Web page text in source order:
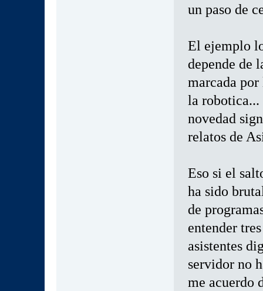
un paso de
El ejemplo
depende de
marcada por
la robotica...
novedad
relatos de
Eso si el
ha sido
de
entender
asistentes
servidor no
me acuerdo